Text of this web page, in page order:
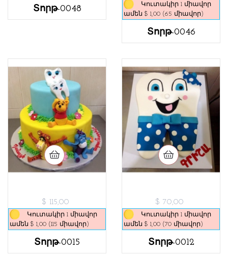
Տորթ-0048
Կուտակիր 1 միավոր
ամեն $ 1,00 (65 միավոր)
Տորթ-0046
$ 115,00
Կուտակիր 1 միավոր
ամեն $ 1,00 (115 միավոր)
Տորթ-0015
$ 70,00
Կուտակիր 1 միավոր
ամեն $ 1,00 (70 միավոր)
Տորթ-0012